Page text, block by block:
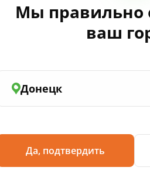
Мы правильно
ваш
Донецк
Да, подтвердить
мыло
красоты
Марка Fresh